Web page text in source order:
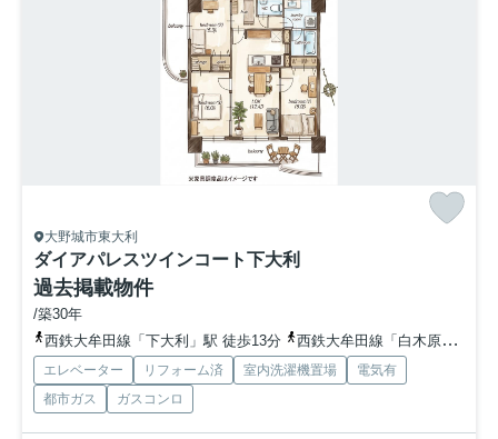
大野城市東大利
ダイアパレスツインコート下大利
過去掲載物件
/築30年
西鉄大牟田線「下大利」駅 徒歩13分
西鉄大牟田線「白木原」駅 徒歩13分
エレベーター リフォーム済 室内洗濯機置場
電気有
都市ガス
ガスコンロ